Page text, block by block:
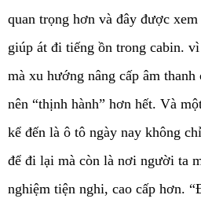
quan trọng hơn và đây được
giúp át đi tiếng ồn trong cabin.
mà xu hướng nâng cấp âm
nên “thịnh hành” hơn hết. Và
kể đến là ô tô ngày nay không
để đi lại mà còn là nơi người ta
nghiệm tiện nghi, cao cấp hơn.